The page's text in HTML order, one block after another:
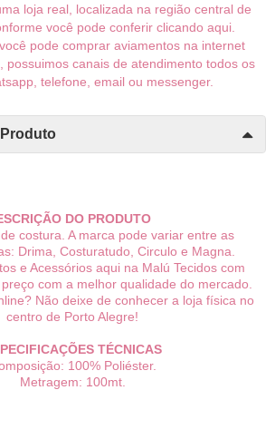
loja real, localizada na região central de
você pode conferir clicando aqui.
pode comprar aviamentos na internet
possuimos canais de atendimento todos os
telefone, email ou messenger.
DO PRODUTO
costura. A marca pode variar entre as
Drima, Costuratudo, Circulo e Magna.
e Acessórios aqui na Malú Tecidos com
com a melhor qualidade do mercado.
Não deixe de conhecer a loja física no
centro de Porto Alegre!
TÉCNICAS
100% Poliéster.
Metragem: 100mt.